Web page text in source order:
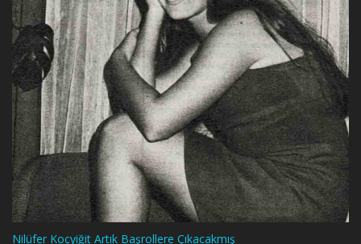
Nilüfer Koçyiğit Artık Başrollere Çıkacakmış